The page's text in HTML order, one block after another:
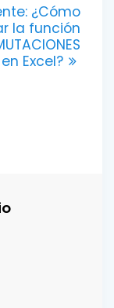
Entrada
siguiente:
¿Cómo
la función
en Excel?